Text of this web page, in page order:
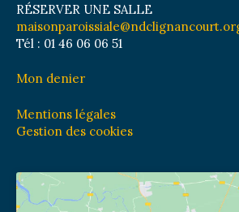
RÉSERVER UNE SALLE
Tél : 01 46 06 06 51
Mon denier
Mentions légales
Gestion des cookies